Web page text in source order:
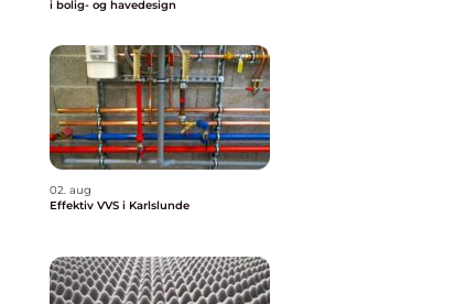
i bolig- og havedesign
02. aug
Effektiv VVS i Karlslunde